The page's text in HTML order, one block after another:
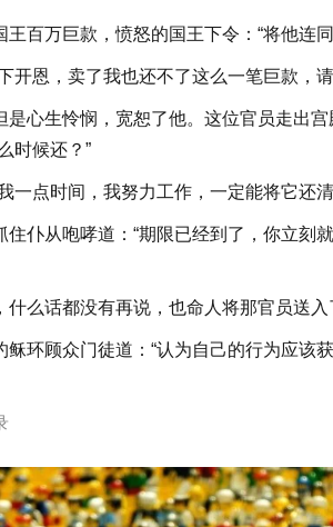
王百万巨款，愤怒的国王下令：“将他连
开恩，卖了我也还不了这么一笔巨款，
是心生怜悯，宽恕了他。这位官员走出
时候还？”
一点时间，我努力工作，一定能将它还
仆从咆哮道：“期限已经到了，你立刻
么话都没有再说，也命人将那官员送入
稣环顾众门徒道：“认为自己的行为应该